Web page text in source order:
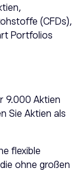
(CFDs),
Portfolios
9.000 Aktien
Sie Aktien als
flexible
ohne großen